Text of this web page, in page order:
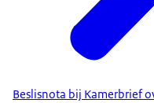
Beslisnota bij Kamerbrief